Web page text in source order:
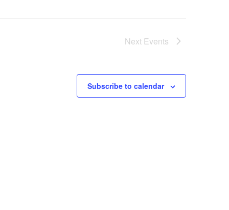
Next Events
Subscribe to calendar